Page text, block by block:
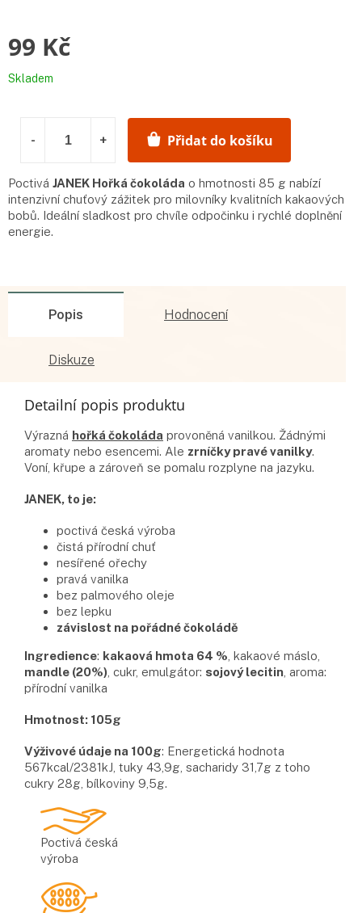
99 Kč
Měrná
Skladem
Přidat do košíku
Poctivá JANEK Hořká čokoláda o hmotnosti 85 g nabízí
intenzivní chuťový zážitek pro milovníky kvalitních kakaových
bobů. Ideální sladkost pro chvíle odpočinku i rychlé doplnění
energie.
Popis Hodnocení
Diskuze
Detailní popis produktu
Výrazná hořká čokoláda provoněná vanilkou. Žádnými
aromaty nebo esencemi. Ale zrníčky pravé vanilky.
Voní, křupe a zároveň se pomalu rozplyne na jazyku.
JANEK, to je:
poctivá česká výroba
čistá přírodní chuť
nesířené ořechy
pravá vanilka
bez palmového oleje
bez lepku
závislost na pořádné čokoládě
Ingredience: kakaová hmota 64 % , kakaové máslo,
mandle (20%) , cukr, emulgátor: sojový lecitin , aroma:
přírodní vanilka
Hmotnost: 105g
Výživové údaje na 100g: Energetická hodnota
567kcal/2381kJ, tuky 43,9g, sacharidy 31,7g z toho
cukry 28g, bílkoviny 9,5g.
Poctivá česká
výroba